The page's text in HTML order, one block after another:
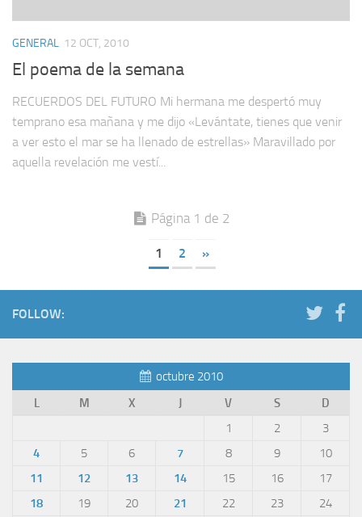
GENERAL 12 OCT, 2010
El poema de la semana
RECUERDOS DEL FUTURO Mi hermana me despertó muy
temprano esa mañana y me dijo «Levántate, tienes que venir
a ver esto el mar se ha llenado de estrellas» Maravillado por
aquella revelación me vestí...
Página 1 de 2
1 2 »
FOLLOW:
octubre 2010
L
M X J V S D
1 2
3
4
5 6 7 8 9
10
11
12 13 14 15 16
17
18
19 20 21 22 23
24